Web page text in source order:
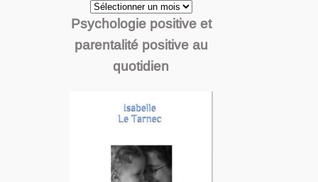
Archives
Psychologie positive et
parentalité positive au
quotidien